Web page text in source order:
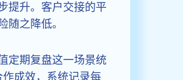
提升。客户交接的平
之降低。
定期复盘这一场景统
成效，系统记录每